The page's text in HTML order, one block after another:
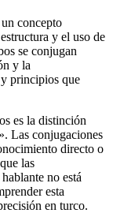
concepto
y el uso de
se conjugan
y la
y principios que
es la distinción
Las conjugaciones
directo o
las
no está
esta
en turco.